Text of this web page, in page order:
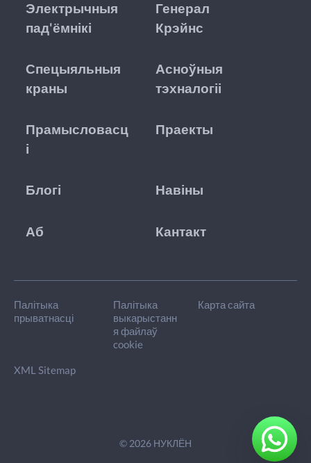
Электрычныя
пад'ёмнікі
Генерал
Крэйнс
Спецыяльныя
краны
Асноўныя
тэхналогіі
Прамысловасц
і
Праекты
Блогі Навіны
Аб Кантакт
Палітыка
прыватнасці
Палітыка
выкарыстанн
я файлаў
cookie
Карта сайта
XML Sitemap
© 2026 НУКЛЁН